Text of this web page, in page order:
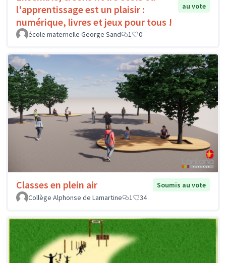
l'apprentissage est un plaisir :
numérique, livres et jeux pour tous !
au vote
école maternelle George Sand 1 0
Classes en plein air
Soumis au vote
Collège Alphonse de Lamartine
1 34